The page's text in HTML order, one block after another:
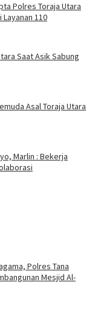
Polres Toraja Utara
110
Saat Asik Sabung
Asal Toraja Utara
Marlin : Bekerja
Polres Tana
Mesjid Al-